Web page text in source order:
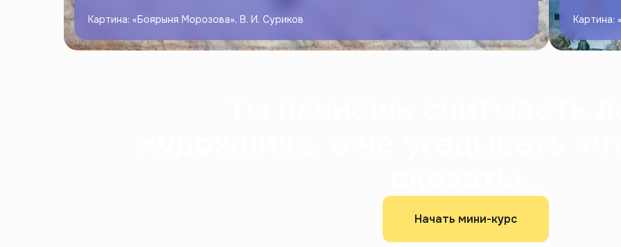
Картина: «Боярыня Морозова», В. И. Суриков Картина:
Начать мини-курс